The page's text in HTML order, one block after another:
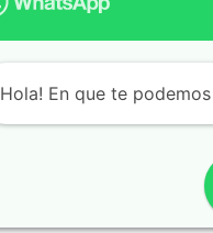
Hola! En que te